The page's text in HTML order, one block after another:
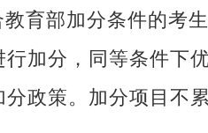
教育部加分条件的考
加分，同等条件下
分政策。加分项目不